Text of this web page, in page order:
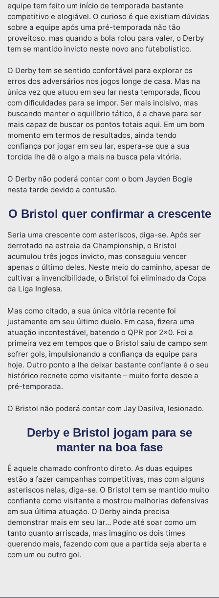
equipe tem feito um início de temporada bastante
competitivo e elogiável. O curioso é que existiam dúvidas
sobre a equipe após uma pré-temporada não tão
proveitoso. mas quando a bola rolou para valer, o Derby
tem se mantido invicto neste novo ano futebolístico.
O Derby tem se sentido confortável para explorar os
erros dos adversários nos jogos longe de casa. Mas na
única vez que atuou em seu lar nesta temporada, ficou
com dificuldades para se impor. Ser mais incisivo, mas
buscando manter o equilíbrio tático, é a chave para ser
mais capaz de buscar os pontos totais aqui. Em um bom
momento em termos de resultados, ainda tendo
confiança por jogar em seu lar, espera-se que a sua
torcida lhe dê o algo a mais na busca pela vitória.
O Derby não poderá contar com o bom Jayden Bogle
nesta tarde devido a contusão.
O Bristol quer confirmar a crescente
Seria uma crescente com asteriscos, diga-se. Após ser
derrotado na estreia da Championship, o Bristol
acumulou três jogos invicto, mas conseguiu vencer
apenas o último deles. Neste meio do caminho, apesar de
cultivar a invencibilidade, o Bristol foi eliminado da Copa
da Liga Inglesa.
Mas como citado, a sua única vitória recente foi
justamente em seu último duelo. Em casa, fizera uma
atuação incontestável, batendo o QPR por 2×0. Foi a
primeira vez em tempos que o Bristol saiu de campo sem
sofrer gols, impulsionando a confiança da equipe para
hoje. Outro ponto a lhe deixar bastante confiante é o seu
histórico recnete como visitante – muito forte desde a
pré-temporada.
O Bristol não poderá contar com Jay Dasilva, lesionado.
Derby e Bristol jogam para se
manter na boa fase
É aquele chamado confronto direto. As duas equipes
estão a fazer campanhas competitivas, mas com alguns
asteriscos nelas, diga-se. O Bristol tem se mantido muito
confiante como visitante e mostrou melhorias defensivas
em sua última atuação. O Derby ainda precisa
demonstrar mais em seu lar… Pode até soar como um
tanto quanto arriscada, mas imagino os dois times
querendo mais, fazendo com que a partida seja aberta e
com um ou outro gol.